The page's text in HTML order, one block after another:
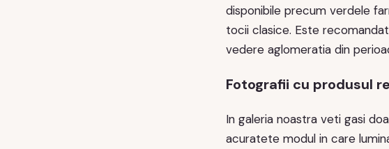
disponibile precum verdele
tocii clasice. Este
vedere aglomeratia din
Fotografii cu produsul
In galeria noastra veti gasi
acuratete modul in care